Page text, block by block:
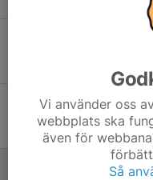
Smedby BoIK
Sön 31
15:00
Madesjö IF -
Madesjövallen
-
Vi använder oss
webbplats ska
även för
Så